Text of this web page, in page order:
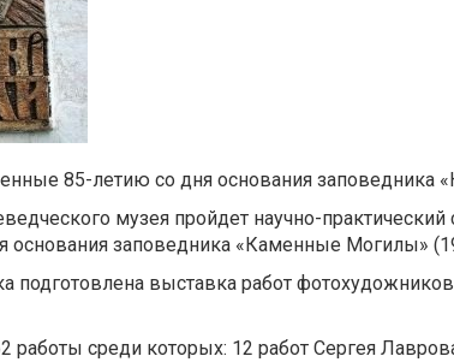
85-летию со дня основания заповедника
музея пройдет научно-
заповедника «Каменные Могилы»
подготовлена выставка работ
работы среди которых: 12 работ Сергея